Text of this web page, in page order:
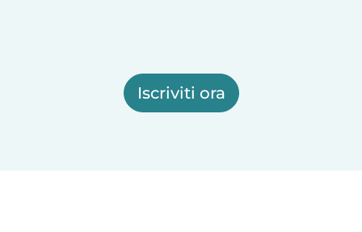
Iscriviti ora